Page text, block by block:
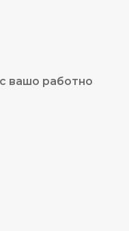
вашо работно